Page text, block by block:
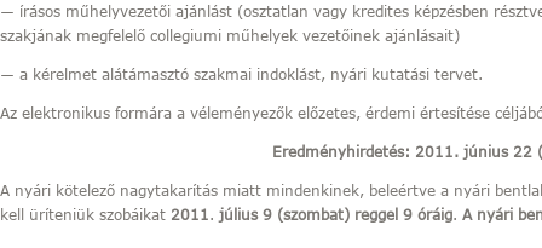
― írásos műhelyvezetői ajánlást (osztatlan vagy kredites képzésben
szakjának megfelelő collegiumi műhelyek vezetőinek ajánlásait)
― a kérelmet alátámasztó szakmai indoklást, nyári kutatási tervet.
Az elektronikus formára a véleményezők előzetes, érdemi értesítése
Eredményhirdetés: 2011. június 22
A nyári kötelező nagytakarítás miatt mindenkinek, beleértve a nyári
kell üríteniük szobáikat 2011. július 9 (szombat) reggel 9 óráig. A nyári